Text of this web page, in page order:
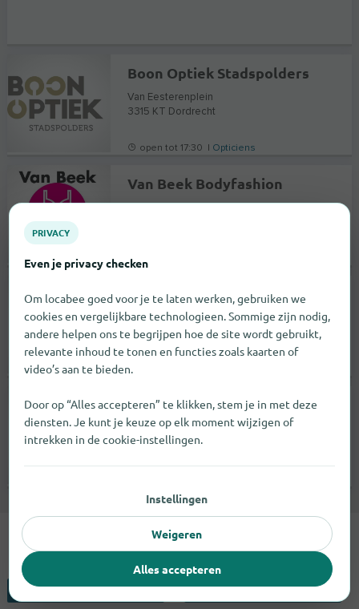
Boon Optiek Stadspolders
Van Eesterenplein
3315 KT Dordrecht
open tot 17:30 | Opticiens
Van Beek Bodyfashion
Van der Heiden Optiek
Zomerakker
3206 TH Spijkenisse
Riens Gort Optiek
Makado-Center
2951 EJ Alblasserdam
Het merk ESPRIT vind je in 4 steden.
Alblasserdam Spijkenisse
PRIVACY
Even je privacy checken
Om locabee goed voor je te laten werken, gebruiken we
cookies en vergelijkbare technologieen. Sommige zijn nodig,
andere helpen ons te begrijpen hoe de site wordt gebruikt,
relevante inhoud te tonen en functies zoals kaarten of
video’s aan te bieden.
Door op “Alles accepteren” te klikken, stem je in met deze
diensten. Je kunt je keuze op elk moment wijzigen of
intrekken in de cookie-instellingen.
Instellingen
Weigeren
Alles accepteren